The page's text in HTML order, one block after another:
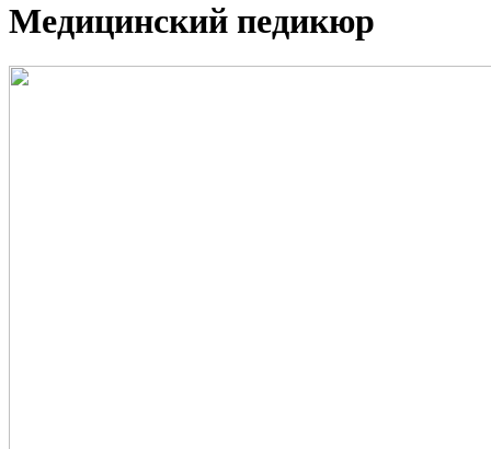
Медицинский педикюр